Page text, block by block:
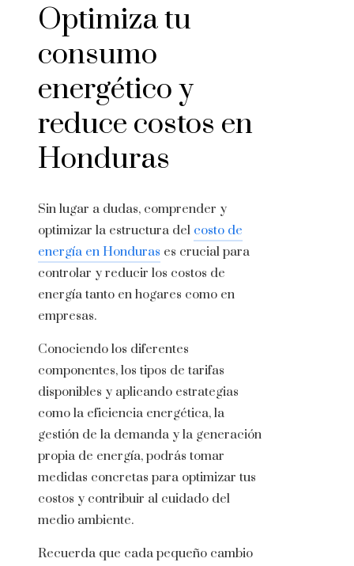
Optimiza tu
consumo
energético y
reduce costos en
Honduras
Sin lugar a dudas, comprender y
optimizar la estructura del costo de
energía en Honduras es crucial para
controlar y reducir los costos de
energía tanto en hogares como en
empresas.
Conociendo los diferentes
componentes, los tipos de tarifas
disponibles y aplicando estrategias
como la eficiencia energética, la
gestión de la demanda y la generación
propia de energía, podrás tomar
medidas concretas para optimizar tus
costos y contribuir al cuidado del
medio ambiente.
Recuerda que cada pequeño cambio